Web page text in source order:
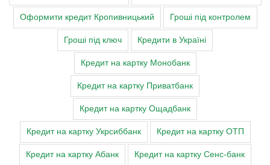
Оформити кредит Кропивницький Гроші під контролем
Гроші під ключ Кредити в Україні
Кредит на картку Монобанк
Кредит на картку Приватбанк
Кредит на картку Ощадбанк
Кредит на картку Укрсиббанк Кредит на картку ОТП
Кредит на картку Абанк Кредит на картку Сенс-банк